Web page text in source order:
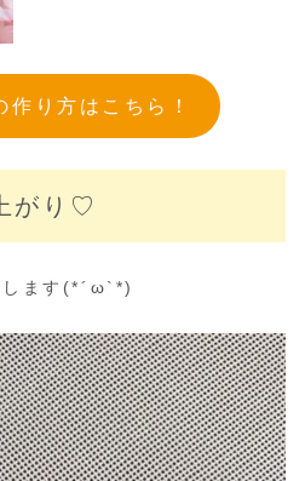
作り方はこちら！
がり♡
します(*´ω`*)